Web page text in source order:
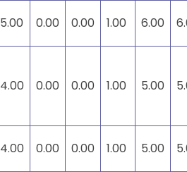
5.00 0.00 0.00 1.00 6.00
4.00 0.00 0.00 1.00 5.00
4.00 0.00 0.00 1.00 5.00